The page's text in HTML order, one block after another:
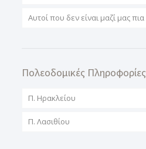
Αυτοί που δεν είναι μαζί μας πια
Πολεοδομικές Πληροφορίες
Π. Ηρακλείου
Π. Λασιθίου